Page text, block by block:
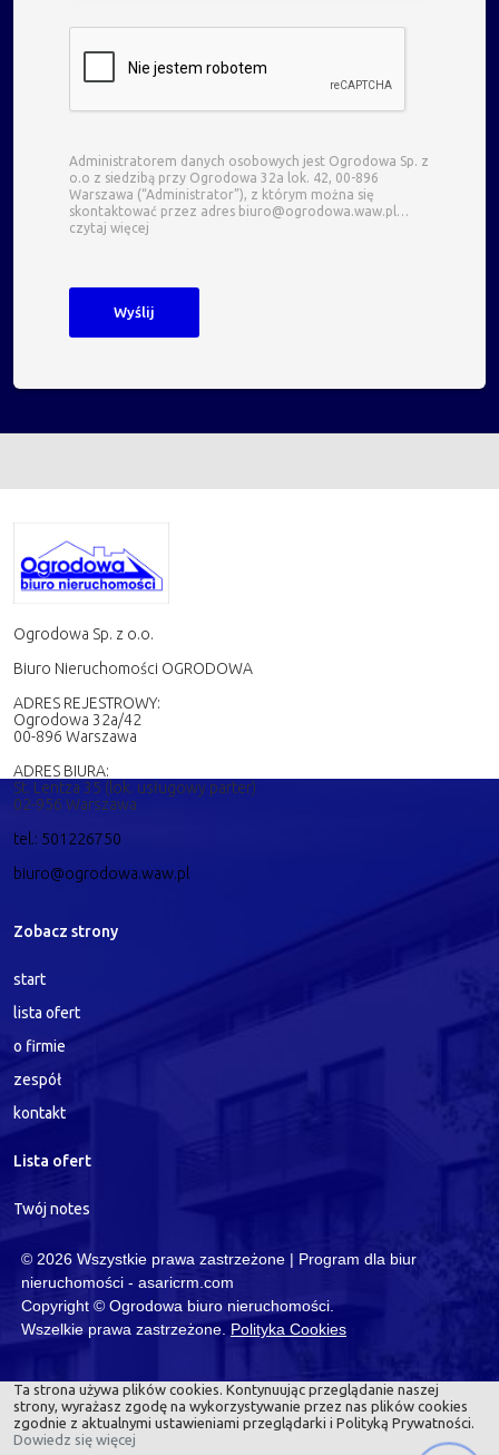
Administratorem danych osobowych jest Ogrodowa Sp. z
o.o z siedzibą przy Ogrodowa 32a lok. 42, 00-896
Warszawa (“Administrator”), z którym można się
skontaktować przez adres biuro@ogrodowa.waw.pl…
czytaj więcej
Ogrodowa Sp. z o.o.
Biuro Nieruchomości OGRODOWA
ADRES REJESTROWY:
Ogrodowa 32a/42
00-896 Warszawa
ADRES BIURA:
St. Lentza 35 (lok. usługowy parter)
02-956 Warszawa
tel.: 501226750
biuro@ogrodowa.waw.pl
Zobacz strony
start
lista ofert
o firmie
zespół
kontakt
Lista ofert
Twój notes
© 2026 Wszystkie prawa zastrzeżone | Program dla biur
nieruchomości - asaricrm.com
Copyright © Ogrodowa biuro nieruchomości.
Wszelkie prawa zastrzeżone. Polityka Cookies
Ta strona używa plików cookies. Kontynuując przeglądanie naszej
strony, wyrażasz zgodę na wykorzystywanie przez nas plików cookies
zgodnie z aktualnymi ustawieniami przeglądarki i Polityką Prywatności.
Dowiedz się więcej